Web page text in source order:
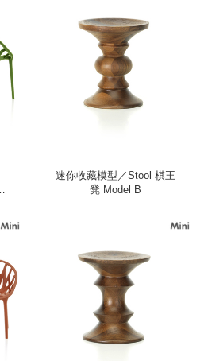
迷你收藏模型／Stool 棋王
凳 Model B